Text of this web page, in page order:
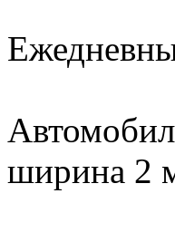
ширина 2